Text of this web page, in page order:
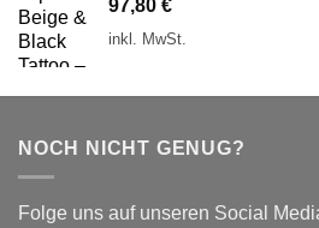
97,80 €
inkl. MwSt.
NOCH NICHT GENUG?
Folge uns auf unseren Social